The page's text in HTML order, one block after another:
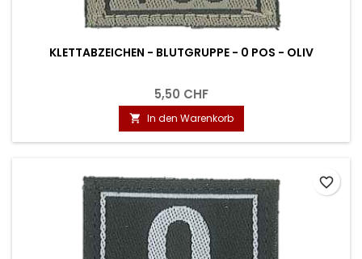
KLETTABZEICHEN - BLUTGRUPPE - 0 POS - OLIV
5,50 CHF
 In den Warenkorb
favorite_border